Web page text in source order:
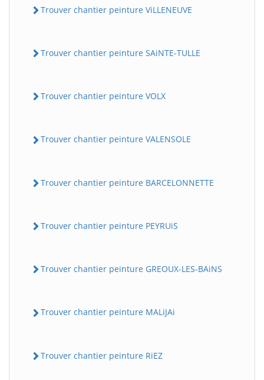
Trouver chantier peinture ViLLENEUVE
Trouver chantier peinture SAiNTE-TULLE
Trouver chantier peinture VOLX
Trouver chantier peinture VALENSOLE
Trouver chantier peinture BARCELONNETTE
Trouver chantier peinture PEYRUiS
Trouver chantier peinture GREOUX-LES-BAiNS
Trouver chantier peinture MALiJAi
Trouver chantier peinture RiEZ